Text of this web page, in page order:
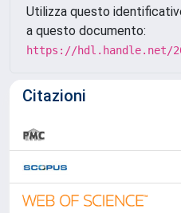
Utilizza questo
a questo documento:
https://hdl.handle.net/
Citazioni